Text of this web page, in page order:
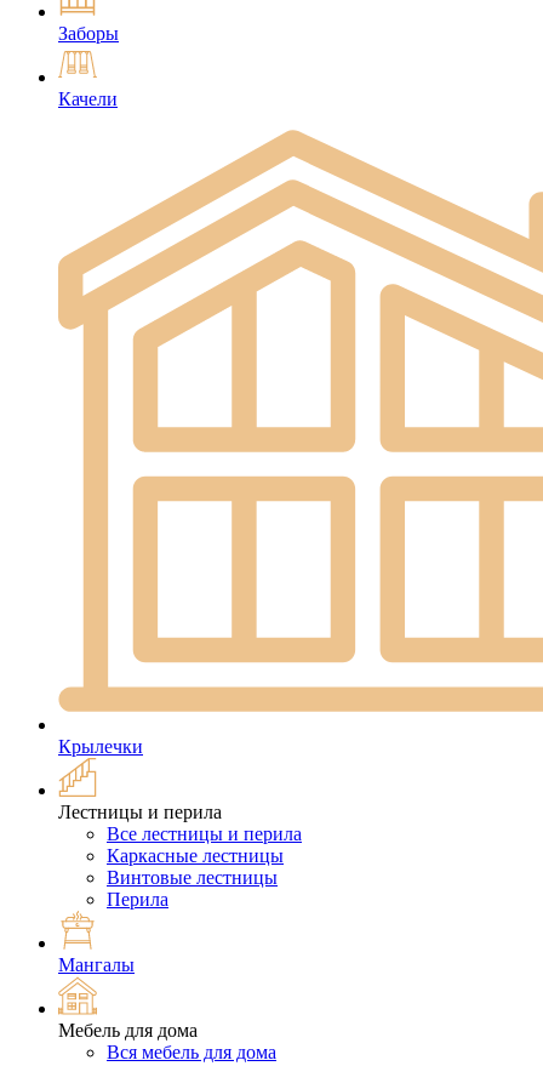
Заборы
Качели
Крылечки
Лестницы и перила
Все лестницы и перила
Каркасные лестницы
Винтовые лестницы
Перила
Мангалы
Мебель для дома
Вся мебель для дома